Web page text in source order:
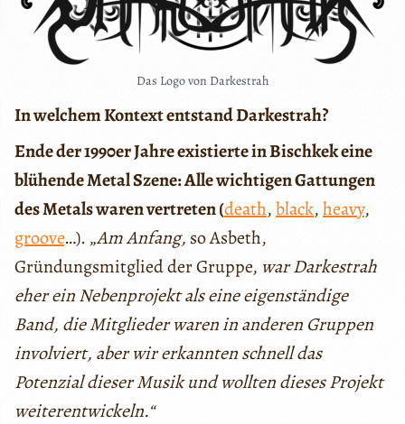
Das Logo von Darkestrah
In welchem Kontext entstand Darkestrah?
Ende der 1990er Jahre existierte in Bischkek eine
blühende Metal Szene: Alle wichtigen Gattungen
des Metals waren vertreten (death,black,heavy,
groove…). „Am Anfang, so Asbeth,
Gründungsmitglied der Gruppe, war Darkestrah
eher ein Nebenprojekt als eine eigenständige
Band, die Mitglieder waren in anderen Gruppen
involviert, aber wir erkannten schnell das
Potenzial dieser Musik und wollten dieses Projekt
weiterentwickeln.“